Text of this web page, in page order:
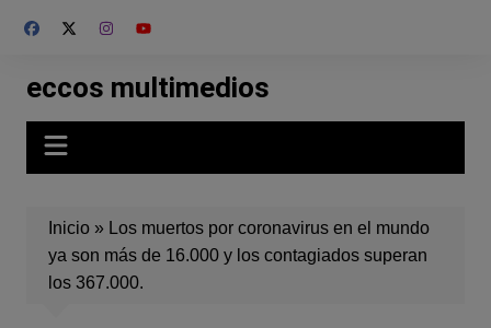
eccos multimedios
Inicio» Los muertos por coronavirus en el mundo
ya son más de 16.000 y los contagiados superan
los 367.000.